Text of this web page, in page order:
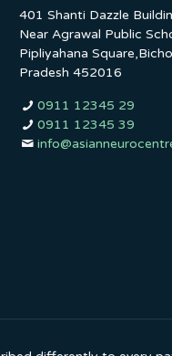
401 Shanti Dazzle
Near Agrawal Public
Pipliyahana
Pradesh 452016
0911 12345 29
0911 12345 39